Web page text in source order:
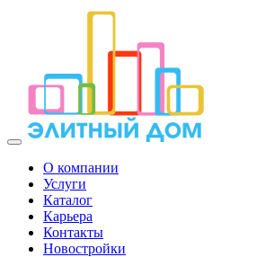
О компании
Услуги
Каталог
Карьера
Контакты
Новостройки